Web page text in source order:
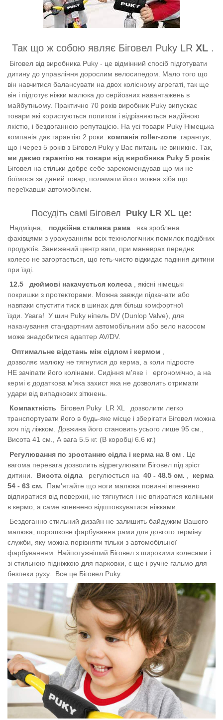
Так що ж собою являє Біговел Puky LR XL .
Біговел від виробника Puky - це відмінний спосіб підготувати
дитину до управління дорослим велосипедом. Мало того що
він навчитися балансувати на двох колісному агрегаті, так ще
він і підготує ніжки малюка до серйозних навантажень в
майбутньому. Практично 70 років виробник Puky випускає
товари які користуються попитом і відрізняються надійною
якістю, і бездоганною репутацією. На усі товари Puky Німецька
компанія дає гарантію 2 роки
компанія roller-zone гарантує,
що і через 5 років з Біговел Puky у Вас питань не виникне. Так,
ми даємо гарантію на товари від виробника Puky 5 років
Біговел на стільки добре себе зарекомендував що ми не
боїмося за даний товар, поламати його можна хіба що
переїхавши автомобілем.
Посудіть самі Біговел Puky LR XL це:
Надміцна, подвійна сталева рама
яка зроблена
фахівцями з урахуванням всіх технологічних помилок подібних
продуктів. Занижений центр ваги, при маневрах переднє
колесо не загортається, що геть-чисто відкидає падіння дитини
при їзді.
12.5
дюймові накачується колеса , якісні німецькі
покришки з протекторами. Можна завжди підкачати або
навпаки спустити тиск в шинах для більш комфортної
їзди. Увага! У шин Puky ніпель DV (Dunlop Valve), для
накачування стандартним автомобільним або вело насосом
може знадобитися адаптер AV/DV.
Оптимальне відстань між сідлом і кермом
дозволяє малюку не тягнутися до керма, а коли підросте
НЕ зачіпати його колінами. Сидіння м'яке і
ергономічно, а на
кермі є додаткова м'яка захист яка не дозволить отримати
удари від випадкових зіткнень.
Компактність
Біговел Puky LR XL
дозволити легко
транспортувати його в будь-яке місце і зберігати Біговел можна
хоч під ліжком. Довжина його становить усього лише 95 см.,
Висота 41 см., А вага 5.5 кг. (В коробці 6.6 кг.)
Регулювання по зростанню сідла і керма на 8 см
. Це
вагома перевага дозволить відрегулювати Біговел під зріст
дитини.
Висота сідла регулюється на 40 - 48.5 см.
керма
54 - 63 см.
Пам'ятайте що ноги малюка повинні впевнено
відпиратися від поверхні, не тягнутися і не впиратися коліньми
в кермо, а саме впевнено відштовхуватися ніжками.
Бездоганно стильний дизайн не залишить байдужим Вашого
малюка, порошкове фарбування рами для довгого терміну
служби, яку можна порівняти тільки з автомобільної
фарбуванням. Найпотужніший Біговел з широкими колесами і
зі стильною підніжкою для парковки, є ще і ручне гальмо для
безпеки руху.
Все це Біговел Puky.